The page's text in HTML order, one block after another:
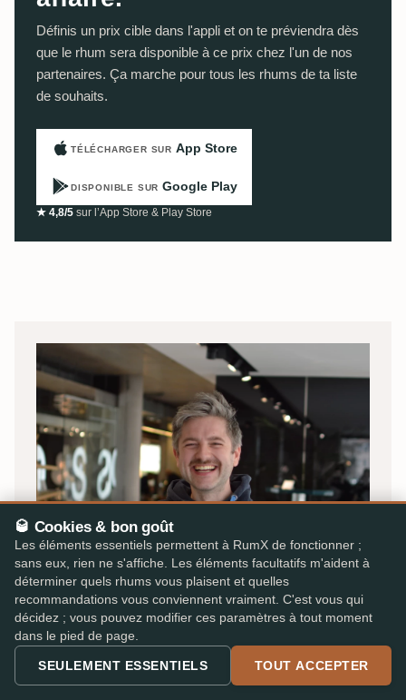
Définis un prix cible dans l'appli et on te préviendra dès
que le rhum sera disponible à ce prix chez l'un de nos
partenaires. Ça marche pour tous les rhums de ta liste
de souhaits.
TÉLÉCHARGER SUR App Store
DISPONIBLE SUR Google Play
★ 4,8/5 sur l’App Store & Play Store
OLIVER · FONDATEUR
Par des amateurs de rhum, pour
des amateurs de rhum
🥃 Cookies & bon goût
Les éléments essentiels permettent à RumX de fonctionner ;
sans eux, rien ne s'affiche. Les éléments facultatifs m'aident à
déterminer quels rhums vous plaisent et quelles
recommandations vous conviennent vraiment. C'est vous qui
décidez ; vous pouvez modifier ces paramètres à tout moment
dans le pied de page.
SEULEMENT ESSENTIELS TOUT ACCEPTER